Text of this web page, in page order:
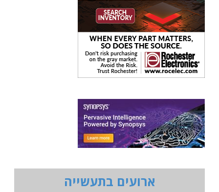
ארועים בתעשייה